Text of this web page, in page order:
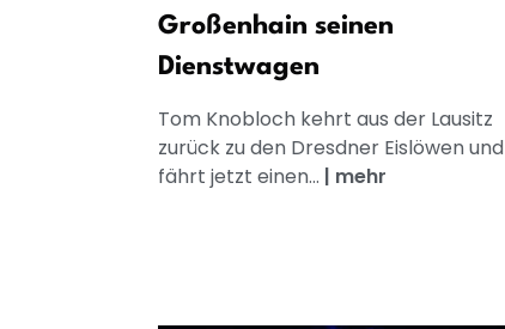
Großenhain seinen
Dienstwagen
Tom Knobloch kehrt aus der Lausitz
zurück zu den Dresdner Eislöwen und
fährt jetzt einen... | mehr